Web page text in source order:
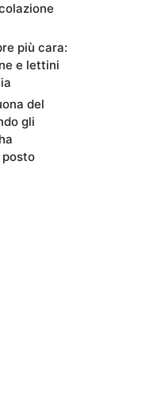
più cara:
e lettini
del
gli